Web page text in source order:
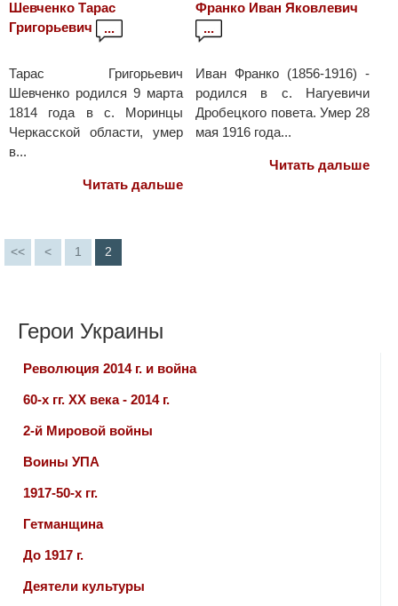
Шевченко Тарас
Григорьевич
...
Тарас Григорьевич
Шевченко родился 9 марта
1814 года в с. Моринцы
Черкасской области, умер
в...
Читать дальше
Франко Иван Яковлевич
...
Иван Франко (1856-1916) -
родился в с. Нагуевичи
Дробецкого повета. Умер 28
мая 1916 года...
Читать дальше
<< < 1 2
Герои Украины
Революция 2014 г. и война
60-х гг. ХХ века - 2014 г.
2-й Мировой войны
Воины УПА
1917-50-х гг.
Гетманщина
До 1917 г.
Деятели культуры